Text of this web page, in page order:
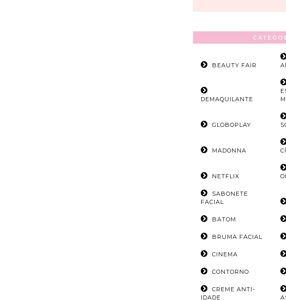
BEAUTY FAIR
DEMAQUILANTE
GLOBOPLAY
MADONNA
NETFLIX
SABONETE
FACIAL
BATOM
BRUMA FACIAL
CINEMA
CONTORNO
CREME ANTI-
IDADE